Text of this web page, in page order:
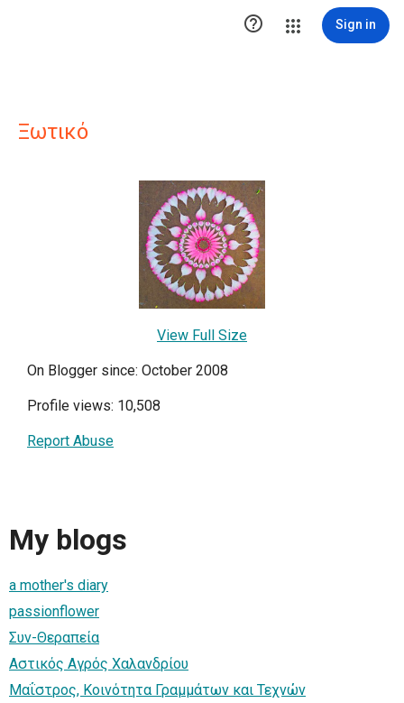
 Sign in
Ξωτικό
View Full Size
On Blogger since: October 2008
Profile views: 10,508
Report Abuse
My blogs
a mother's diary
passionflower
Συν-Θεραπεία
Αστικός Αγρός Χαλανδρίου
Μαΐστρος, Κοινότητα Γραμμάτων και Τεχνών